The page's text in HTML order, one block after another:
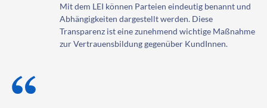
Mit dem LEI können Parteien eindeutig benannt und
Abhängigkeiten dargestellt werden. Diese
Transparenz ist eine zunehmend wichtige Maßnahme
zur Vertrauensbildung gegenüber KundInnen.